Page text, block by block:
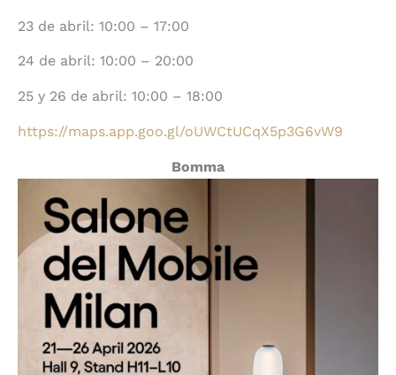
23 de abril: 10:00 – 17:00
24 de abril: 10:00 – 20:00
25 y 26 de abril: 10:00 – 18:00
https://maps.app.goo.gl/oUWCtUCqX5p3G6vW9
Bomma